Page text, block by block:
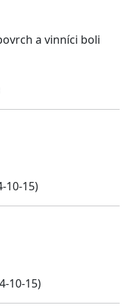
a vinníci boli
10-15)
10-15)